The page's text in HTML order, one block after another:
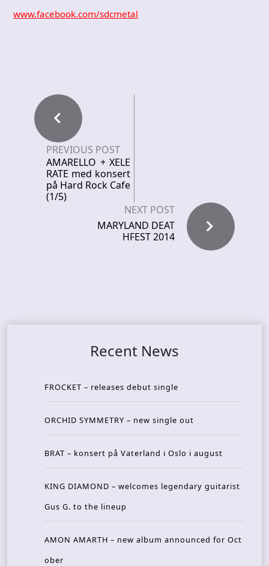
www.facebook.com/sdcmetal
PREVIOUS POST
AMARELLO + XELE
RATE med konsert
på Hard Rock Cafe
(1/5)
NEXT POST
MARYLAND DEAT
HFEST 2014
Recent News
FROCKET – releases debut single
ORCHID SYMMETRY – new single out
BRAT – konsert på Vaterland i Oslo i august
KING DIAMOND – welcomes legendary guitarist
Gus G. to the lineup
AMON AMARTH – new album announced for Oct
ober